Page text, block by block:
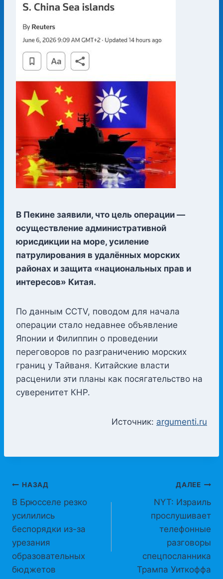
В Пекине заявили, что цель операции —
осуществление административной
юрисдикции на море, усиление
патрулирования в удалённых морских
районах и защита «национальных прав и
интересов» Китая.
По данным CCTV, поводом для начала
операции стало недавнее объявление
Японии и Филиппин о проведении
переговоров по разграничению морских
границ у Тайваня. Китайские власти
расценили эти планы как посягательство на
суверенитет КНР.
Источник: argumenti.ru
Навигация
по
записям
НАЗАД
В Брюсселе резко
усилились
беспорядки из-за
урезания
образовательных
бюджетов
ДАЛЕЕ
NYT: Израиль
прослушивает
телефонные
разговоры
спецпосланника
Трампа Уиткоффа